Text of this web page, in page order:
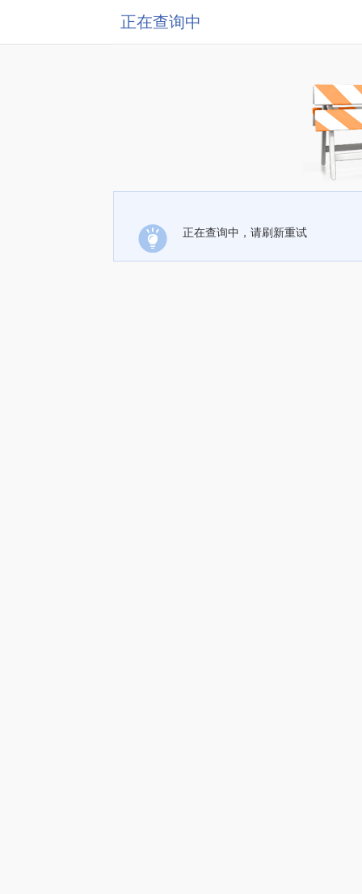
正在查询中
正在查询中，请刷新重试